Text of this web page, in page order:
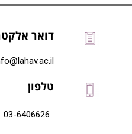
דואר
טלפון
03-6406626